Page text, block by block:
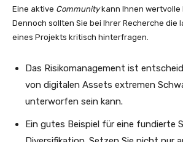
Eine aktive Communitykann Ihnen wertvolle
Dennoch sollten Sie bei Ihrer Recherche die
eines Projekts kritisch hinterfragen.
Das Risikomanagement ist
von digitalen Assets extremen
unterworfen sein kann.
Ein gutes Beispiel für eine fundierte